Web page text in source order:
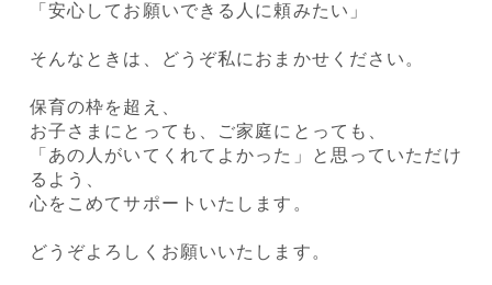
「安心してお願いできる人に頼みたい」
そんなときは、どうぞ私におまかせください。
保育の枠を超え、
お子さまにとっても、ご家庭にとっても、
「あの人がいてくれてよかった」と思っていただけ
るよう、
心をこめてサポートいたします。
どうぞよろしくお願いいたします。